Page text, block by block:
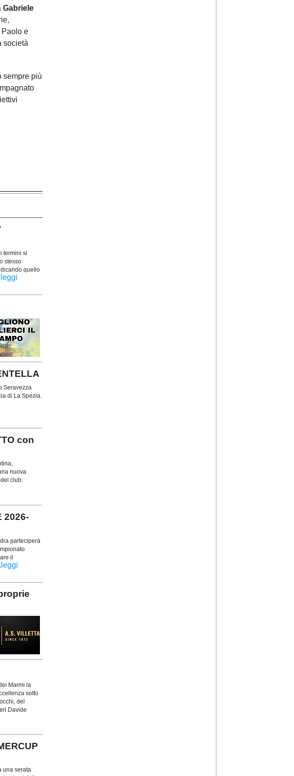
Gabriele
e
società
sempre più
termini si
stesso
quello
leggi
Seravezza
di La Spezia.
con
nuova
club:
2026-
parteciperà
il
leggi
Marmi la
sotto
del
Davide
una serata